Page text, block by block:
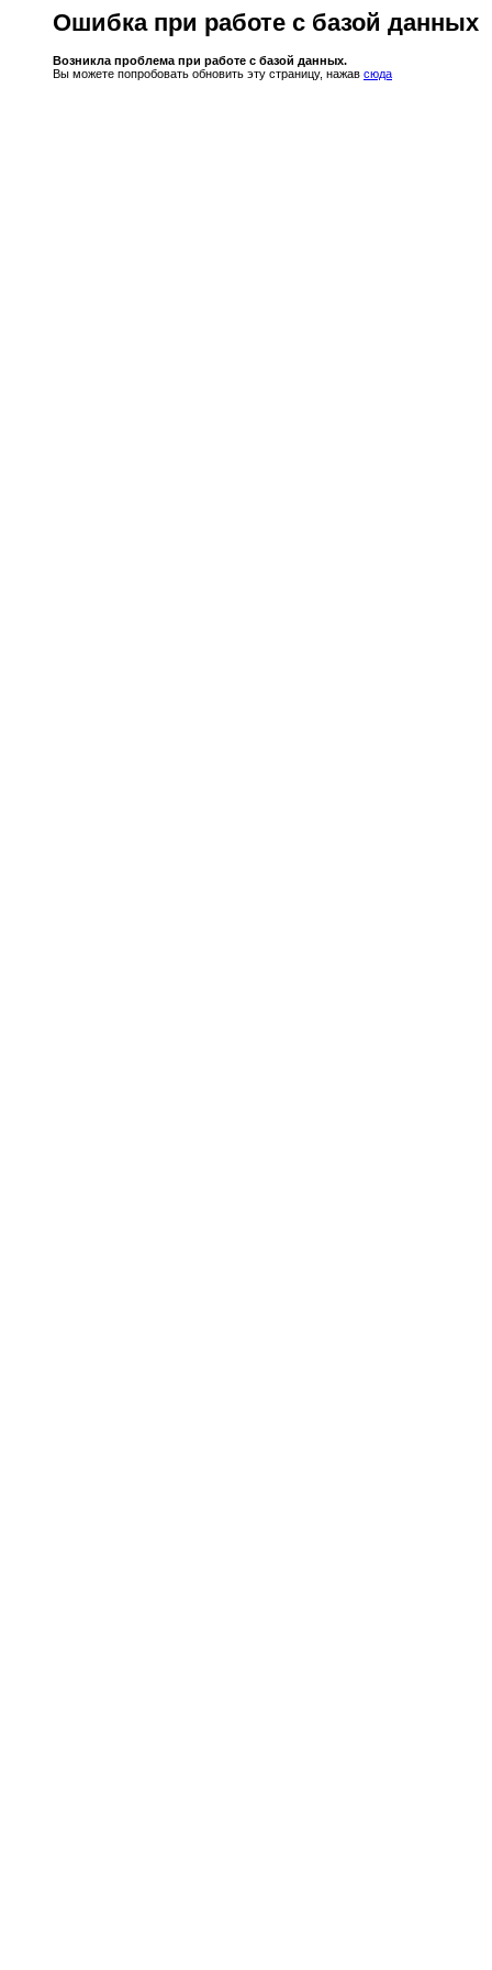
Ошибка при работе с базой данных
Возникла проблема при работе с базой данных.
Вы можете попробовать обновить эту страницу, нажав сюда